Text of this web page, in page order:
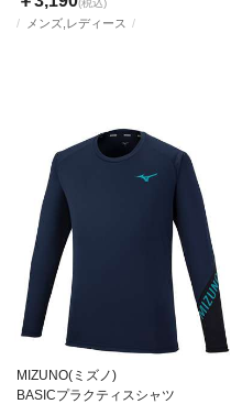
メンズ,レディース
MIZUNO(ミズノ)
BASICプラクティスシャツ